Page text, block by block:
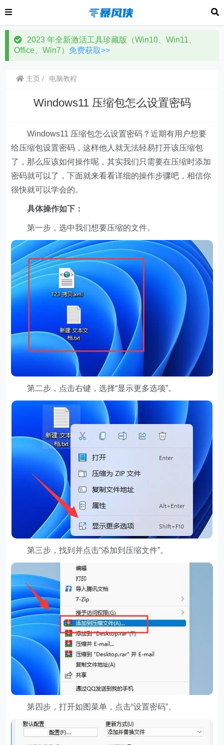
2023 年全新激活工具珍藏版（Win10、Win11、
Office、Win7） 免费获取>>
主页 电脑教程
Windows11 压缩包怎么设置密码
Windows11 压缩包怎么设置密码？近期有用户想要
给压缩包设置密码，这样他人就无法轻易打开该压缩包
了，那么应该如何操作呢，其实我们只需要在压缩时添加
密码就可以了，下面就来看看详细的操作步骤吧，相信你
很快就可以学会的。
具体操作如下：
第一步，选中我们想要压缩的文件。
第二步，点击右键，选择“显示更多选项”。
第三步，找到并点击“添加到压缩文件”。
第四步，打开如图菜单，点击“设置密码”。